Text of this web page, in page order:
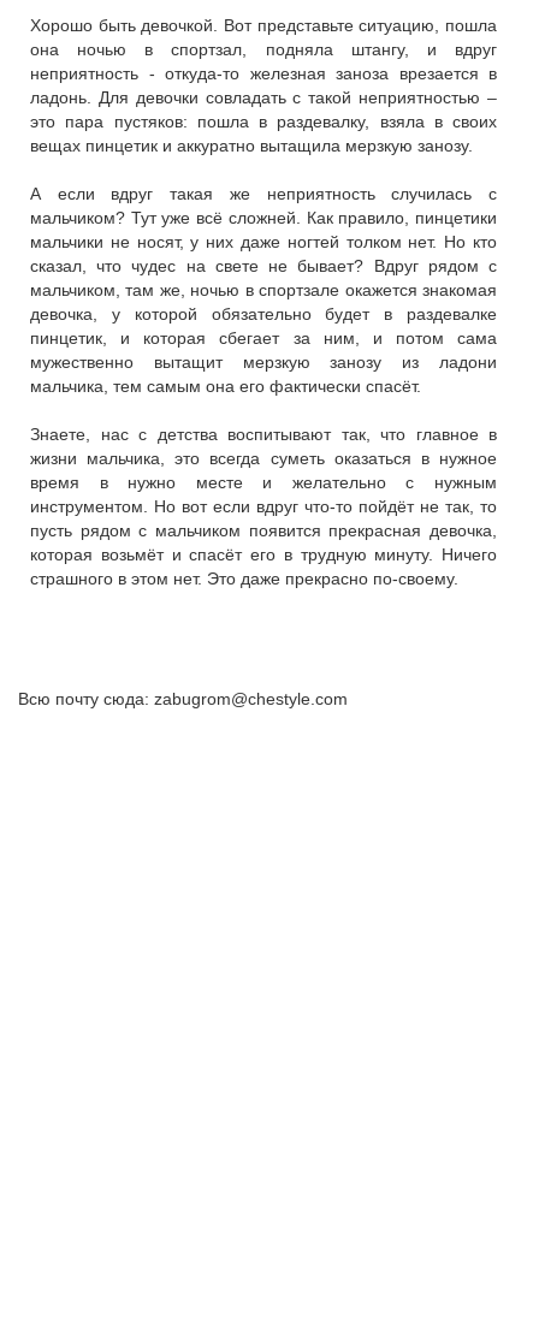
Хорошо быть девочкой. Вот представьте ситуацию, пошла
она ночью в спортзал, подняла штангу, и вдруг
неприятность - откуда-то железная заноза врезается в
ладонь. Для девочки совладать с такой неприятностью –
это пара пустяков: пошла в раздевалку, взяла в своих
вещах пинцетик и аккуратно вытащила мерзкую занозу.
А если вдруг такая же неприятность случилась с
мальчиком? Тут уже всё сложней. Как правило, пинцетики
мальчики не носят, у них даже ногтей толком нет. Но кто
сказал, что чудес на свете не бывает? Вдруг рядом с
мальчиком, там же, ночью в спортзале окажется знакомая
девочка, у которой обязательно будет в раздевалке
пинцетик, и которая сбегает за ним, и потом сама
мужественно вытащит мерзкую занозу из ладони
мальчика, тем самым она его фактически спасёт.
Знаете, нас с детства воспитывают так, что главное в
жизни мальчика, это всегда суметь оказаться в нужное
время в нужно месте и желательно с нужным
инструментом. Но вот если вдруг что-то пойдёт не так, то
пусть рядом с мальчиком появится прекрасная девочка,
которая возьмёт и спасёт его в трудную минуту. Ничего
страшного в этом нет. Это даже прекрасно по-своему.
Всю почту сюда: zabugrom@chestyle.com